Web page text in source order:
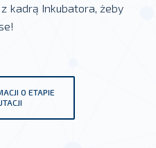
kadrą Inkubatora, żeby
O ETAPIE